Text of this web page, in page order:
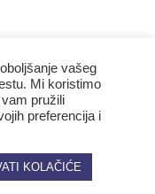
vašeg
Mi koristimo
pružili
preferencija i
KOLAČIĆE